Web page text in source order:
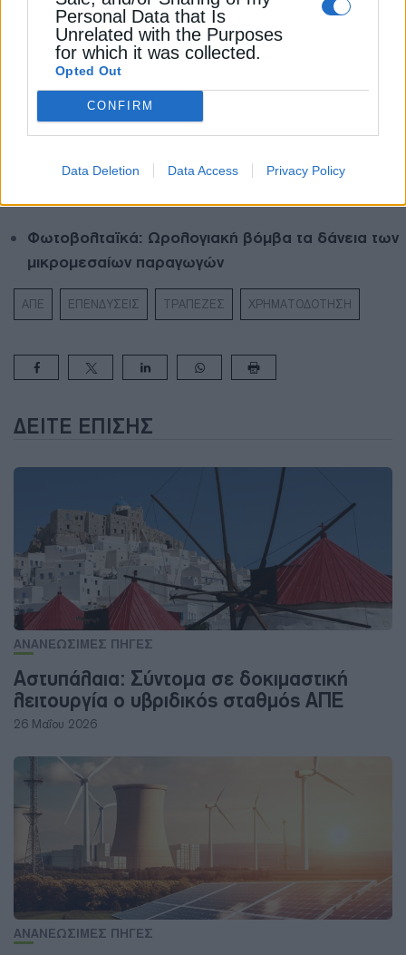
Personal Data that Is
Unrelated with the Purposes
for which it was collected.
Opted Out
CONFIRM
Data Deletion Data Access Privacy Policy
Διαβάστε ακόμα
Το νερό μπαίνει στο ραντάρ των τραπεζικών
χρηματοδοτήσεων
Αλλάζει το μοντέλο χρηματοδότησης των έργων
Φωτοβολταϊκά: Ωρολογιακή βόμβα τα δάνεια των
μικρομεσαίων παραγωγών
ΑΠΕ ΕΠΕΝΔΥΣΕΙΣ ΤΡΑΠΕΖΕΣ ΧΡΗΜΑΤΟΔΟΤΗΣΗ
ΔΕΊΤΕ ΕΠΊΣΗΣ
ΑΝΑΝΕΩΣΙΜΕΣ ΠΗΓΕΣ
Αστυπάλαια: Σύντομα σε δοκιμαστική
λειτουργία ο υβριδικός σταθμός ΑΠΕ
26 Μαΐου 2026
ΑΝΑΝΕΩΣΙΜΕΣ ΠΗΓΕΣ